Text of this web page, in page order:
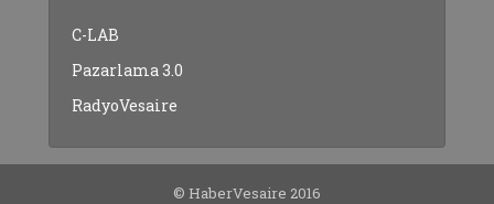
C-LAB
Pazarlama 3.0
RadyoVesaire
© HaberVesaire 2016